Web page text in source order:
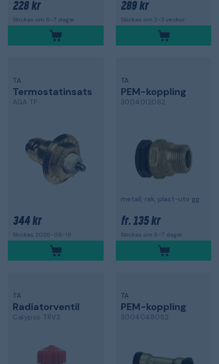
228 kr
Skickas om 6-7 dagar
289 kr
Skickas om 2-3 veckor
TA
Termostatinsats
AGA TP
344 kr
Skickas 2026-08-19
TA
PEM-koppling
3004012062
metall, rak, plast-utv gg
fr. 135 kr
Skickas om 6-7 dagar
TA
Radiatorventil
Calypso TRV3
TA
PEM-koppling
3004048082